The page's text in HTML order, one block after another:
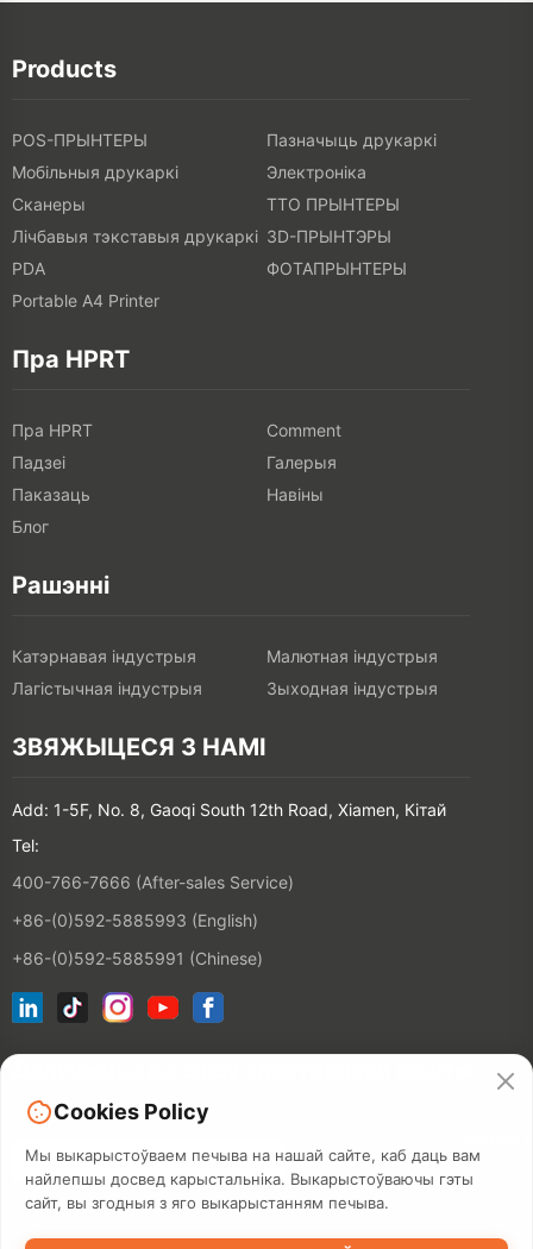
Products
POS-ПРЫНТЕРЫ
Пазначыць друкаркі
Мобільныя друкаркі
Электроніка
Сканеры
ТТО ПРЫНТЕРЫ
Лічбавыя тэкставыя друкаркі 3D-ПРЫНТЭРЫ
PDA
ФОТАПРЫНТЕРЫ
Portable A4 Printer
Пра HPRT
Пра HPRT
Comment
Падзеі
Галерыя
Паказаць
Навіны
Блог
Рашэнні
Катэрнавая індустрыя
Малютная індустрыя
Лагістычная індустрыя
Зыходная індустрыя
ЗВЯЖЫЦЕСЯ З НАМІ
Add: 1-5F, No. 8, Gaoqi South 12th Road, Xiamen, Кітай
Tel:
400-766-7666 (After-sales Service)
+86-(0)592-5885993 (English)
+86-(0)592-5885991 (Chinese)
Cookies Policy
Мы выкарыстоўваем печыва на нашай сайте, каб даць вам
найлепшы досвед карыстальніка. Выкарыстоўваючы гэты
сайт, вы згодныя з яго выкарыстанням печыва.